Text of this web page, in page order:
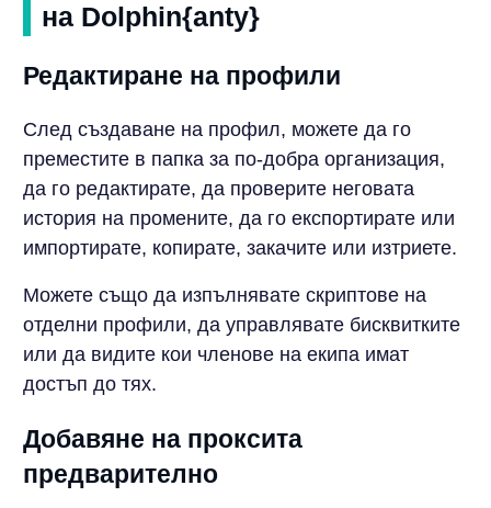
на Dolphin{anty}
Редактиране на профили
След създаване на профил, можете да го
преместите в папка за по-добра организация,
да го редактирате, да проверите неговата
история на промените, да го експортирате или
импортирате, копирате, закачите или изтриете.
Можете също да изпълнявате скриптове на
отделни профили, да управлявате бисквитките
или да видите кои членове на екипа имат
достъп до тях.
Добавяне на проксита
предварително